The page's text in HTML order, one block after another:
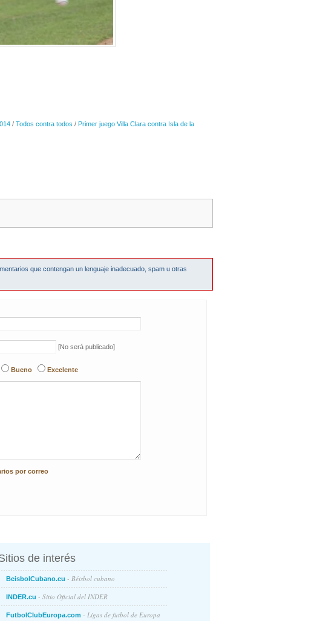
/ Todos contra todos / Primer juego Villa Clara contra Isla de la
que contengan un lenguaje inadecuado, spam u otras
[No será publicado]
Bueno Excelente
por correo
de interés
BeisbolCubano.cu - Béisbol cubano
INDER.cu - Sitio Oficial del INDER
FutbolClubEuropa.com - Ligas de futbol de Europa